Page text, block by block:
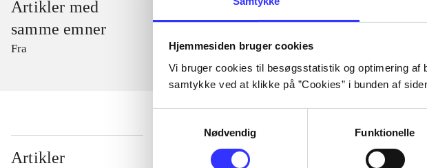
Hjemmesiden bruger cookies
Vi bruger cookies til besøgsstatistik og optimering
samtykke ved at klikke på ”Cookies” i bunden af
Nødvendig
Funktionelle
Artikler med
samme emner
Fra
Artikler
...